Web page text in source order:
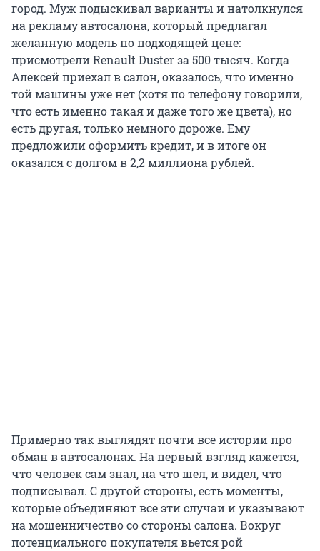
город. Муж подыскивал варианты и натолкнулся
на рекламу автосалона, который предлагал
желанную модель по подходящей цене:
присмотрели Renault Duster за 500 тысяч. Когда
Алексей приехал в салон, оказалось, что именно
той машины уже нет (хотя по телефону говорили,
что есть именно такая и даже того же цвета), но
есть другая, только немного дороже. Ему
предложили оформить кредит, и в итоге он
оказался с долгом в 2,2 миллиона рублей.
Примерно так выглядят почти все истории про
обман в автосалонах. На первый взгляд кажется,
что человек сам знал, на что шел, и видел, что
подписывал. С другой стороны, есть моменты,
которые объединяют все эти случаи и указывают
на мошенничество со стороны салона. Вокруг
потенциального покупателя вьется рой